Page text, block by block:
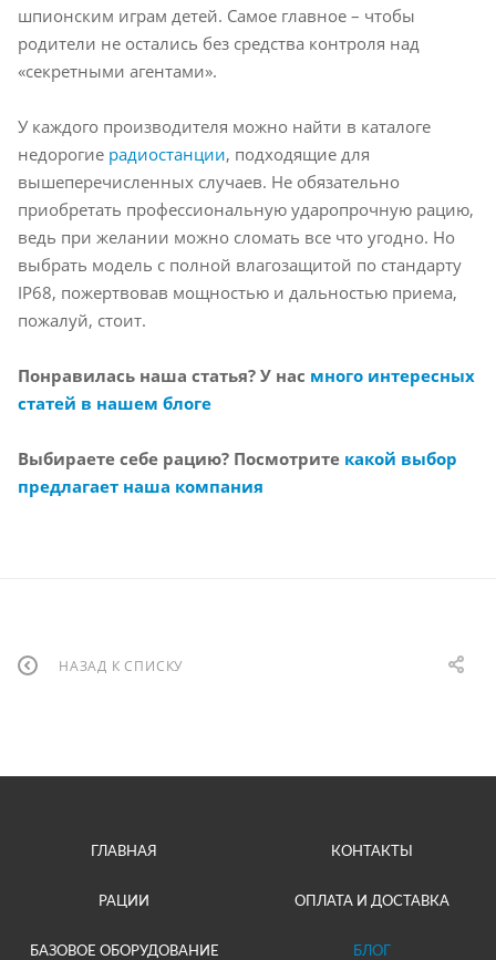
шпионским играм детей. Самое главное – чтобы
родители не остались без средства контроля над
«секретными агентами».
У каждого производителя можно найти в каталоге
недорогие радиостанции, подходящие для
вышеперечисленных случаев. Не обязательно
приобретать профессиональную ударопрочную рацию,
ведь при желании можно сломать все что угодно. Но
выбрать модель с полной влагозащитой по стандарту
IP68, пожертвовав мощностью и дальностью приема,
пожалуй, стоит.
Понравилась наша статья? У нас много интересных
статей в нашем блоге
Выбираете себе рацию? Посмотрите какой выбор
предлагает наша компания
НАЗАД К СПИСКУ
ГЛАВНАЯ
РАЦИИ
БАЗОВОЕ ОБОРУДОВАНИЕ
КОНТАКТЫ
ОПЛАТА И ДОСТАВКА
БЛОГ